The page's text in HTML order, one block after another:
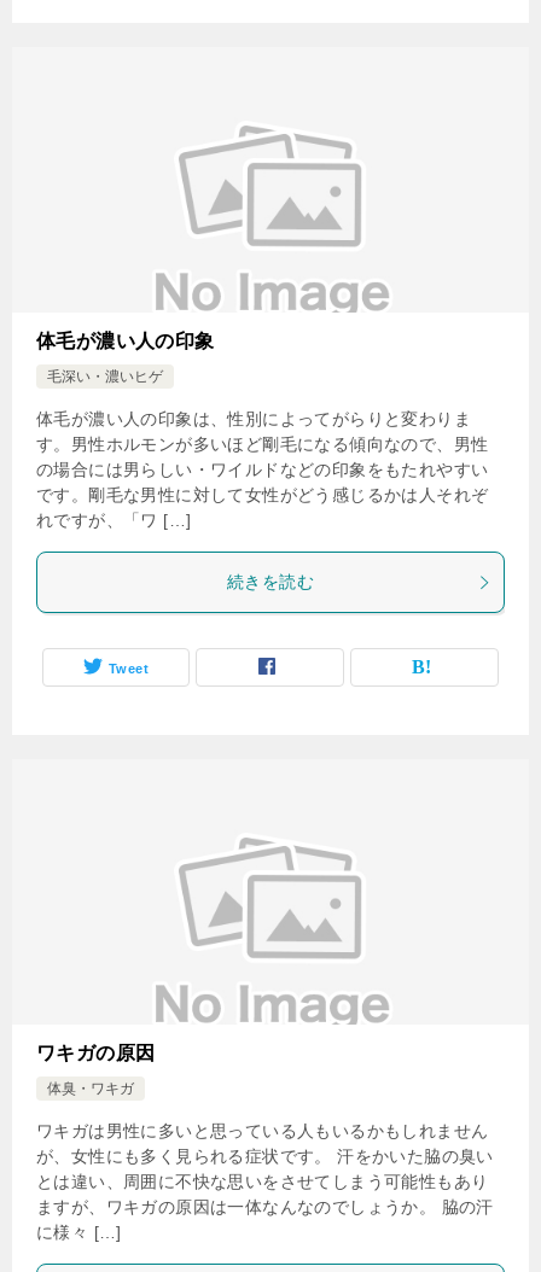
体毛が濃い人の印象
毛深い・濃いヒゲ
体毛が濃い人の印象は、性別によってがらりと変わりま
す。男性ホルモンが多いほど剛毛になる傾向なので、男性
の場合には男らしい・ワイルドなどの印象をもたれやすい
です。剛毛な男性に対して女性がどう感じるかは人それぞ
れですが、「ワ […]
続きを読む
Tweet
ワキガの原因
体臭・ワキガ
ワキガは男性に多いと思っている人もいるかもしれません
が、女性にも多く見られる症状です。 汗をかいた脇の臭い
とは違い、周囲に不快な思いをさせてしまう可能性もあり
ますが、ワキガの原因は一体なんなのでしょうか。 脇の汗
に様々 […]